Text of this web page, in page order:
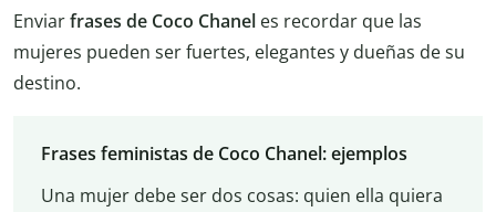
Enviarfrases de Coco Chanel es recordar que las
mujeres pueden ser fuertes, elegantes y dueñas de su
destino.
Frases feministas de Coco Chanel: ejemplos
Una mujer debe ser dos cosas: quien ella quiera